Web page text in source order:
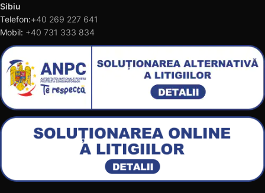
Sibiu
Telefon:+40 269 227 641
Mobil: +40 731 333 834